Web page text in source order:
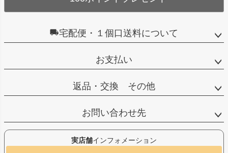
宅配便・１個口送料について
お支払い
返品・交換 その他
お問い合わせ先
実店舗インフォメーション